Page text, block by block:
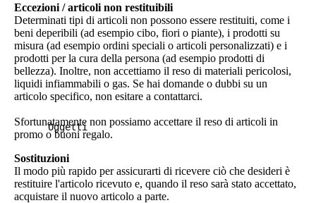
Oggetti
Eccezioni / articoli non restituibili
Determinati tipi di articoli non possono essere restituiti, come i
beni deperibili (ad esempio cibo, fiori o piante), i prodotti su
misura (ad esempio ordini speciali o articoli personalizzati) e i
prodotti per la cura della persona (ad esempio prodotti di
bellezza). Inoltre, non accettiamo il reso di materiali pericolosi,
liquidi infiammabili o gas. Se hai domande o dubbi su un
articolo specifico, non esitare a contattarci.
Sfortunatamente non possiamo accettare il reso di articoli in
promo o buoni regalo.
Sostituzioni
Il modo più rapido per assicurarti di ricevere ciò che desideri è
restituire l'articolo ricevuto e, quando il reso sarà stato accettato,
acquistare il nuovo articolo a parte.